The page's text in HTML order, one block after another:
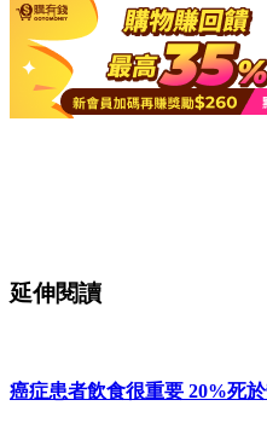
延伸閱讀
癌症患者飲食很重要 20%死